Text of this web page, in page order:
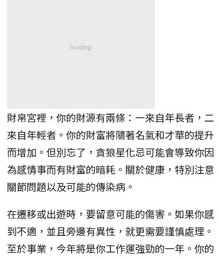
財帛宮裡，你的財源有兩條：一來自年長者，二
來自年輕者。你的財富將隨著名氣和才華的提升
而增加。但別忘了，貪狼星化忌可能會導致你因
為感情事而有財富的暗耗。關於健康，特別注意
關節問題以及可能的傳染病。
在遷移或出遊時，要留意可能的傷害。如果你感
到不適，並且旁邊有異性，就更需要謹慎處理。
至於事業，今年將是你工作運強勁的一年。你的